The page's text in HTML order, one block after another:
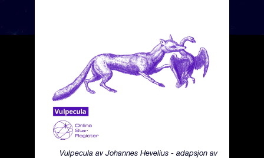
Vulpecula av Johannes Hevelius - adapsjon av